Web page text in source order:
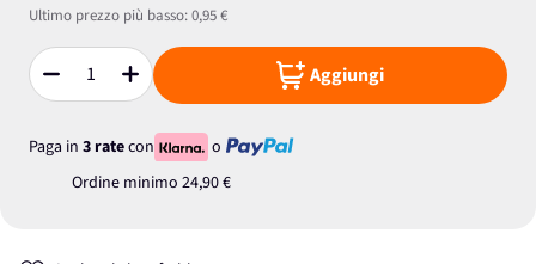
Ultimo prezzo più basso:0,95 €
Quantità Aggiungi
Paga in 3 ratecon
o
Ordine minimo 24,90 €